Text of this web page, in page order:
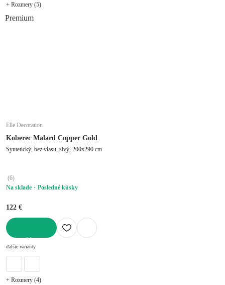
+ Rozmery (5)
Premium
Elle Decoration
Koberec Malard Copper Gold
Syntetický, bez vlasu, sivý, 200x290 cm
(6)
Na sklade
Posledné kúsky
122 €
ďalšie varianty
+ Rozmery (4)